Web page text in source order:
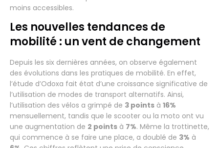
moins accessibles.
Les nouvelles tendances de
mobilité : un vent de changement
Depuis les six dernières années, on observe également
des évolutions dans les pratiques de mobilité. En effet,
l’étude d’Odoxa fait état d’une croissance significative de
l’utilisation de modes de transport alternatifs. Ainsi,
l’utilisation des vélos a grimpé de 3 points à 16%
mensuellement, tandis que le scooter ou la moto ont vu
une augmentation de 2 points à 7%. Même la trottinette,
qui commence à se faire une place, a doublé de 3% à